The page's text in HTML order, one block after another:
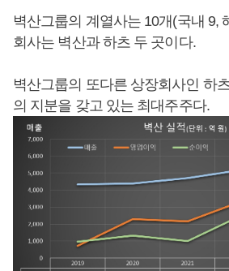
벽산그룹의 계열사는 10개(국내 9,
회사는 벽산과 하츠 두 곳이다.
벽산그룹의 또다른 상장회사인 하
의 지분을 갖고 있는 최대주주다.